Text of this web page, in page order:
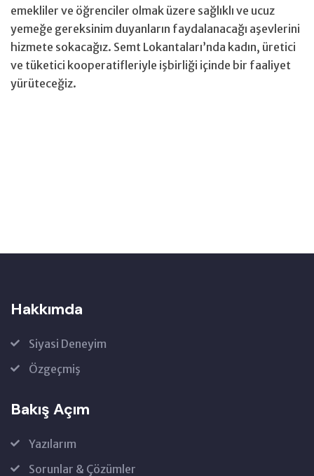
emekliler ve öğrenciler olmak üzere sağlıklı ve ucuz
yemeğe gereksinim duyanların faydalanacağı aşevlerini
hizmete sokacağız. Semt Lokantaları’nda kadın, üretici
ve tüketici kooperatifleriyle işbirliği içinde bir faaliyet
yürüteceğiz.
Hakkımda
Siyasi Deneyim
Özgeçmiş
Bakış Açım
Yazılarım
Sorunlar & Çözümler